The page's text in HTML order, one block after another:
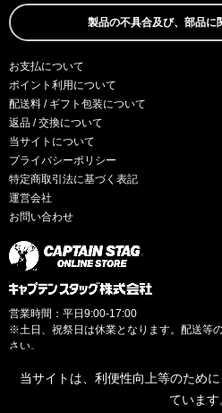
製品の不具合及び、部品に
お支払について
ポイント利用について
配送料 / ギフト包装について
返品 / 交換について
当サイトについて
プライバシーポリシー
特定商取引法に基づく表記
運営会社
お問い合わせ
営業時間：平日9:00-17:00
※土日、祝祭日は休業となります。配送等
さい。
当サイトは、利便性向上等のため
ています